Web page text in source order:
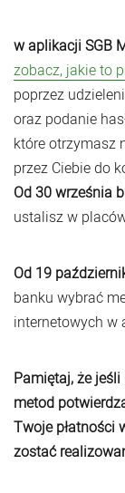
w aplikacji SGB
zobacz, jakie to
poprzez
oraz podanie
które otrzymasz
przez Ciebie do
Od 30 września
ustalisz w
Od 19
banku wybrać
internetowych w
Pamiętaj, że
metod
Twoje płatności
zostać